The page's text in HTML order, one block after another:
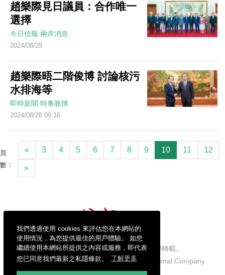
我們透過使用 cookies 來評估您在本網站的
使用情況，為您提供最佳的用戶體驗。 如您
繼續使用本網站所提供之內容或服務，即代表
您已同意我們最新之私隱條款。
了解更多
趙樂際見日議員：合作唯一
選擇
今日信報 兩岸消息
2024/08/29
趙樂際晤二階俊博 討論核污
水排海等
即時新聞 時事脈搏
2024/08/28 09:16
頁
數：
« 3 4 5 6 7 8 9 10 11 12
»
信報財經新聞有限公司版權所有，不得轉載。
Copyright © 2026 Hong Kong Economic Journal Company